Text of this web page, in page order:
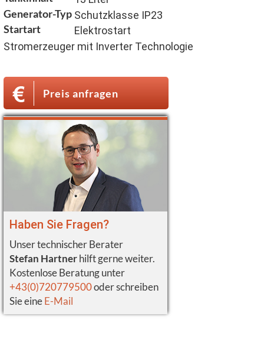
Generator-Typ Schutzklasse IP23
Startart
Elektrostart
Stromerzeuger mit Inverter Technologie
Preis anfragen
Haben Sie Fragen?
Unser technischer Berater
Stefan Hartnerhilft gerne weiter.
Kostenlose Beratung unter
+43(0)720779500oder schreiben
Sie eineE-Mail